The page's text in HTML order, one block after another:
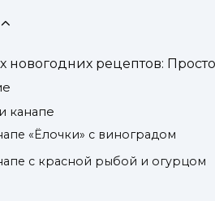
новогодних рецептов:
канапе
«Ёлочки» с виноградом
с красной рыбой и огурцом